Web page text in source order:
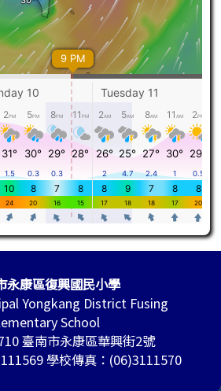
永康區復興國民小學
Yongkang District Fusing
School
臺南市永康區華興街2號
學校傳真：(06)3111570